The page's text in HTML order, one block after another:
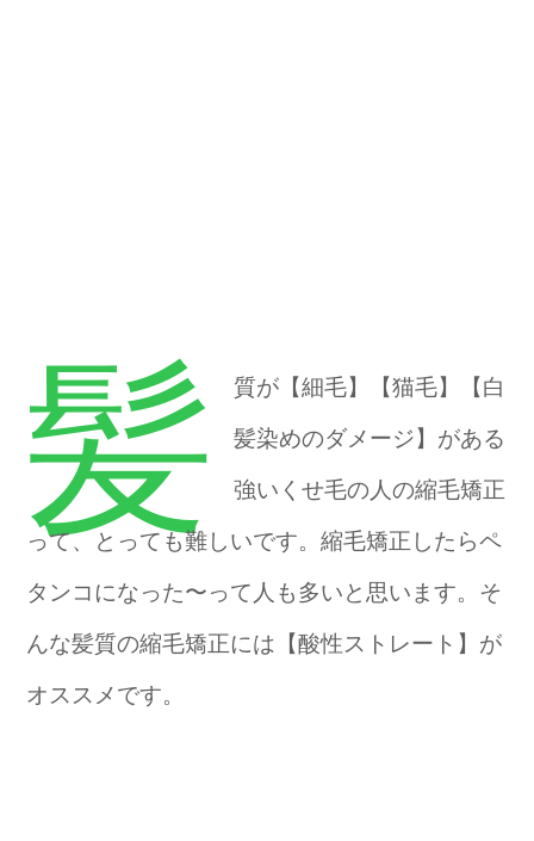
髪
質が【細毛】【猫毛】【白
髪染めのダメージ】がある
強いくせ毛の人の縮毛矯正
って、とっても難しいです。縮毛矯正したらペ
タンコになった〜って人も多いと思います。そ
んな髪質の縮毛矯正には【酸性ストレート】が
オススメです。